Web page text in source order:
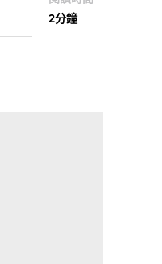
2分鐘